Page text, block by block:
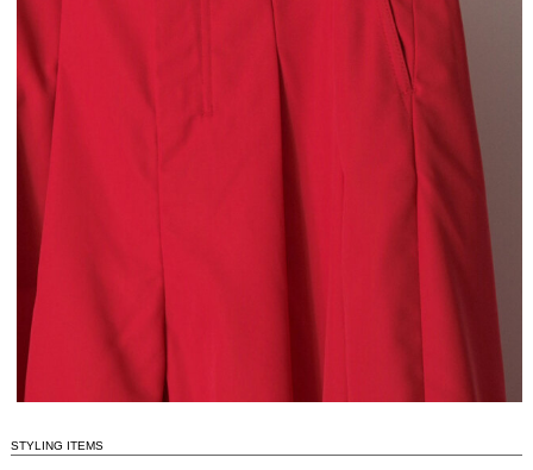
STYLING ITEMS